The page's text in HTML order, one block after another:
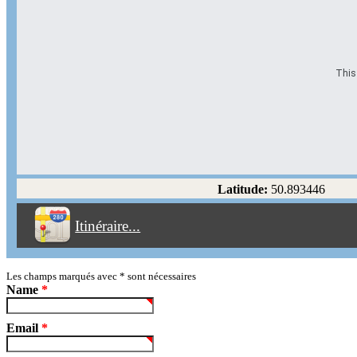
This
Latitude: 50.893446
Itinéraire...
Éviter les autoroutes
Éviter les péages
Partir! Reset
Les champs marqués avec * sont nécessaires
Name *
Email *